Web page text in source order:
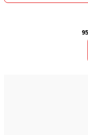
95